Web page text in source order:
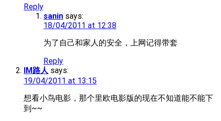
Reply
sanin says:
18/04/2011 at 12:38
为了自己和家人的安全，上网记得带套
Reply
IM路人 says:
19/04/2011 at 13:15
想看小鸟电影，那个里欧电影版的现在不知道能不能下
到~~